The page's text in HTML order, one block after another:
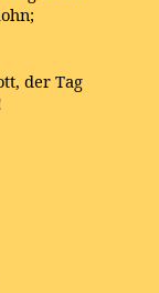
der Tag